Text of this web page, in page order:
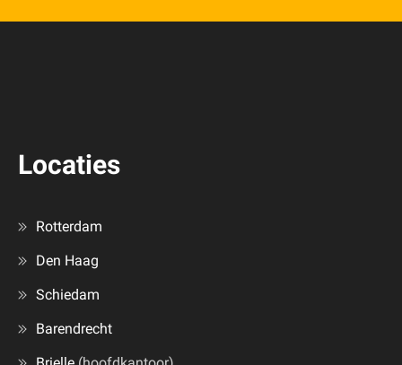
Locaties
Rotterdam
Den Haag
Schiedam
Barendrecht